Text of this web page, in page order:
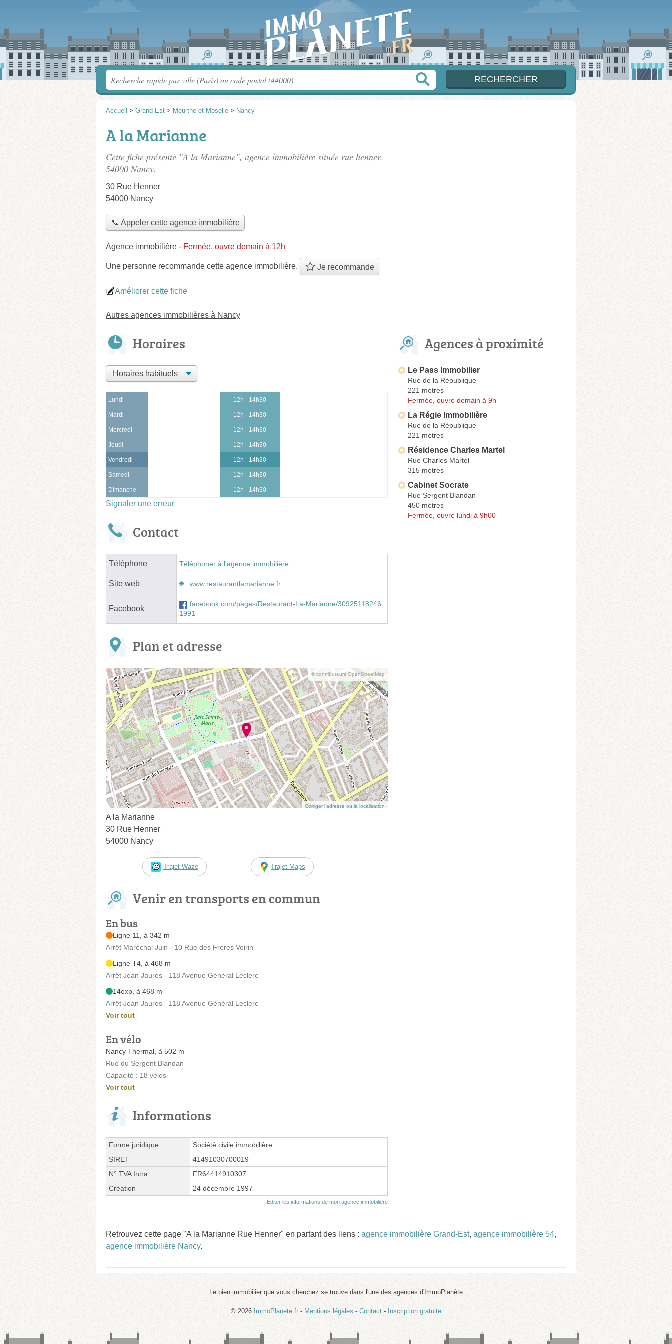
Accueil > Grand-Est > Meurthe-et-Moselle > Nancy
A la Marianne
Cette fiche présente "A la Marianne", agence immobilière située rue henner,
54000 Nancy.
30 Rue Henner
54000 Nancy
📞 Appeler cette agence immobilière
Agence immobilière - Fermée, ouvre demain à 12h
Une personne recommande cette agence immobilière. Je recommande
Améliorer cette fiche
Autres agences immobilières à Nancy
Horaires
Lundi 12h - 14h30
Mardi 12h - 14h30
Mercredi 12h - 14h30
Jeudi 12h - 14h30
Vendredi 12h - 14h30
Samedi 12h - 14h30
Dimanche 12h - 14h30
Signaler une erreur
Contact
Téléphone Téléphoner à l'agence immobilière
Site web www.restaurantlamarianne.fr
Facebook
facebook.com/pages/Restaurant-La-Marianne/30925118246
1991
Plan et adresse
© contributeurs OpenStreetMap
Corriger l’adresse ou la localisation
A la Marianne
30 Rue Henner
54000 Nancy
Trajet Waze Trajet Maps
Venir en transports en commun
En bus
Ligne 11, à 342 m
Arrêt Maréchal Juin - 10 Rue des Frères Voirin
Ligne T4, à 468 m
Arrêt Jean Jaures - 118 Avenue Général Leclerc
14exp, à 468 m
Arrêt Jean Jaures - 118 Avenue Général Leclerc
Voir tout
En vélo
Nancy Thermal, à 502 m
Rue du Sergent Blandan
Capacité : 18 vélos
Voir tout
Informations
Forme juridique
Société civile immobilière
SIRET
41491030700019
N° TVA Intra.
FR64414910307
Création
24 décembre 1997
Éditer les informations de mon agence immobilière
Agences à proximité
Le Pass Immobilier
Rue de la République
221 mètres
Fermée, ouvre demain à 9h
La Régie Immobilière
Rue de la République
221 mètres
Résidence Charles Martel
Rue Charles Martel
315 mètres
Cabinet Socrate
Rue Sergent Blandan
450 mètres
Fermée, ouvre lundi à 9h00
Retrouvez cette page "A la Marianne Rue Henner" en partant des liens : agence immobilière Grand-Est, agence immobilière 54,
agence immobilière Nancy.
Le bien immobilier que vous cherchez se trouve dans l'une des agences d'ImmoPlanète
© 2026 ImmoPlanete.fr - Mentions légales - Contact- Inscription gratuite